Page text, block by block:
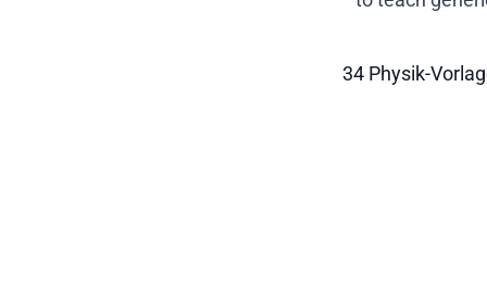
34 Physik-